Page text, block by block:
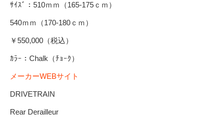
ｻｲｽﾞ：510ｍｍ（165-175ｃｍ）
540ｍｍ（170-180ｃｍ）
￥550,000（税込）
ｶﾗｰ：Chalk（ﾁｮｰｸ）
メーカーWEBサイト
DRIVETRAIN
Rear Derailleur